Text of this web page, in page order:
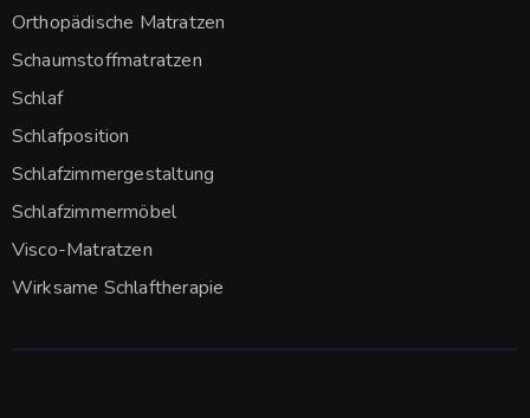
Orthopädische Matratzen
Schaumstoffmatratzen
Schlaf
Schlafposition
Schlafzimmergestaltung
Schlafzimmermöbel
Visco-Matratzen
Wirksame Schlaftherapie